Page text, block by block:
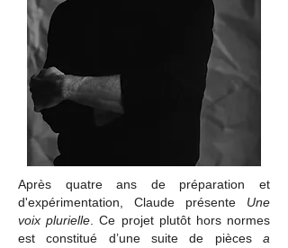
Après quatre ans de préparation et
d'expérimentation, Claude présente Une
voix plurielle . Ce projet plutôt hors normes
est constitué d’une suite de pièces a